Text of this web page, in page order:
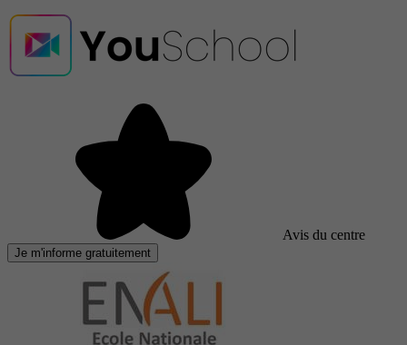
Avis du centre
Je m'informe gratuitement